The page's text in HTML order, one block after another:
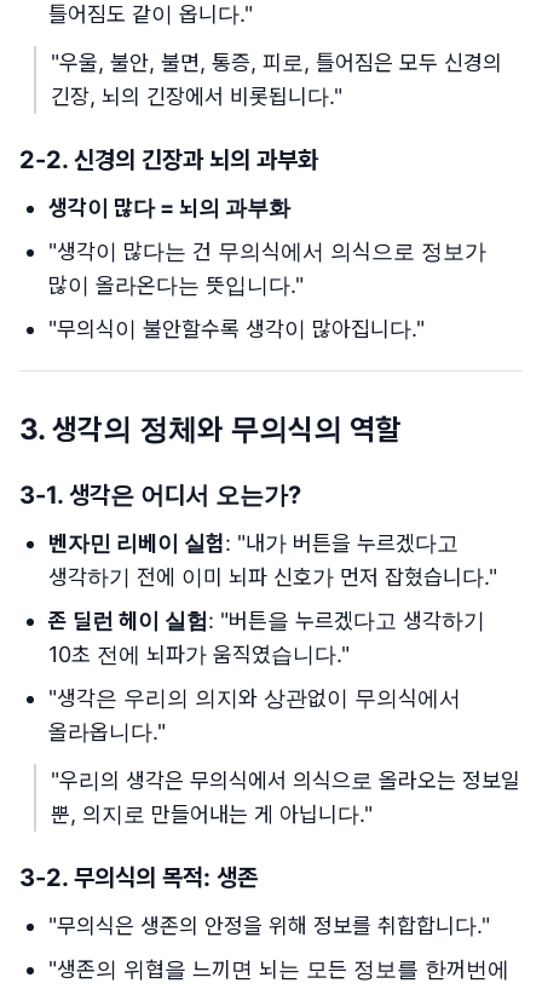
틀어짐도 같이 옵니다."
"우울, 불안, 불면, 통증, 피로, 틀어짐은 모두 신경의
긴장, 뇌의 긴장에서 비롯됩니다."
2-2. 신경의 긴장과 뇌의 과부화
생각이 많다 = 뇌의 과부화
"생각이 많다는 건 무의식에서 의식으로 정보가
많이 올라온다는 뜻입니다."
"무의식이 불안할수록 생각이 많아집니다."
3. 생각의 정체와 무의식의 역할
3-1. 생각은 어디서 오는가?
벤자민 리베이 실험: "내가 버튼을 누르겠다고
생각하기 전에 이미 뇌파 신호가 먼저 잡혔습니다."
존 딜런 헤이 실험: "버튼을 누르겠다고 생각하기
10초 전에 뇌파가 움직였습니다."
"생각은 우리의 의지와 상관없이 무의식에서
올라옵니다."
"우리의 생각은 무의식에서 의식으로 올라오는 정보일
뿐, 의지로 만들어내는 게 아닙니다."
3-2. 무의식의 목적: 생존
"무의식은 생존의 안정을 위해 정보를 취합합니다."
"생존의 위협을 느끼면 뇌는 모든 정보를 한꺼번에